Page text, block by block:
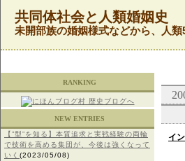
共同体社会と人類婚姻史
未開部族の婚姻様式などから、人
RANKING
NEW ENTRIES
【”型”を知る】本質追求と実戦経験の両輪
で技術を高める集団が、今後は強くなって
いく (2023/05/08)
イ